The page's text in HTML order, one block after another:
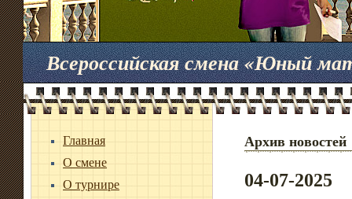
Всероссийская смена «Юный
Главная
О смене
О турнире
Архив новостей
04-07-2025